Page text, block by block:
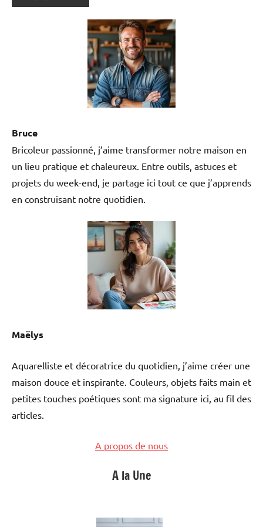
Bruce
Bricoleur passionné, j’aime transformer notre maison en
un lieu pratique et chaleureux. Entre outils, astuces et
projets du week-end, je partage ici tout ce que j’apprends
en construisant notre quotidien.
Maëlys
Aquarelliste et décoratrice du quotidien, j’aime créer une
maison douce et inspirante. Couleurs, objets faits main et
petites touches poétiques sont ma signature ici, au fil des
articles.
A propos de nous
A la Une